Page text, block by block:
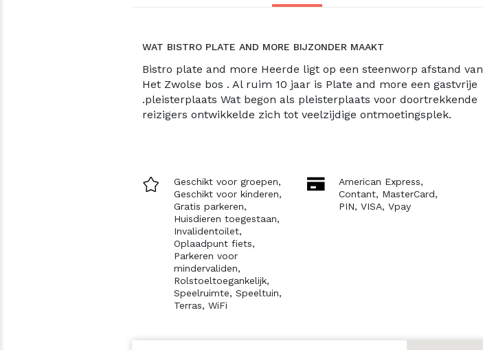
WAT BISTRO PLATE AND MORE BIJZONDER MAAKT
Bistro plate and more Heerde ligt op een steenworp afstand van
Het Zwolse bos . Al ruim 10 jaar is Plate and more een gastvrije
.pleisterplaats Wat begon als pleisterplaats voor doortrekkende
reizigers ontwikkelde zich tot veelzijdige ontmoetingsplek.
Geschikt voor groepen,
Geschikt voor kinderen,
Gratis parkeren,
Huisdieren toegestaan,
Invalidentoilet,
Oplaadpunt fiets,
Parkeren voor
mindervaliden,
Rolstoeltoegankelijk,
Speelruimte,Speeltuin,
Terras,WiFi
American Express,
Contant, MasterCard,
PIN,VISA,Vpay